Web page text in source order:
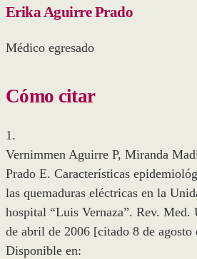
Erika Aguirre Prado
Médico egresado
Cómo citar
1.
Vernimmen Aguirre P, Miranda
Prado E. Características
las quemaduras eléctricas en la
hospital “Luis Vernaza”. Rev.
de abril de 2006 [citado 8 de
Disponible en: